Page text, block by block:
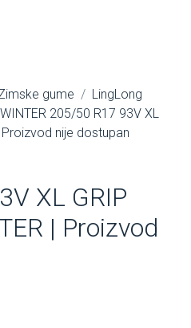
gume
LingLong
205/50 R17 93V XL
Proizvod nije dostupan
XL GRIP
| Proizvod